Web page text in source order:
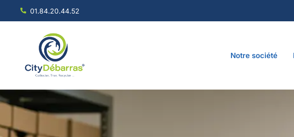
01.84.20.44.52
Notre société